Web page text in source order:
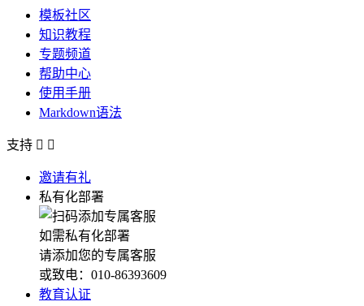
模板社区
知识教程
专题频道
帮助中心
使用手册
Markdown语法
支持  
邀请有礼
私有化部署
如需私有化部署
请添加您的专属客服
或致电：010-86393609
教育认证